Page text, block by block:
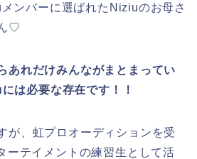
ンバーに選ばれたNiziuのお母さ
♡
あれだけみんながまとまってい
は必要な存在です！！
が、虹プロオーディションを受
ーテイメントの練習生として活